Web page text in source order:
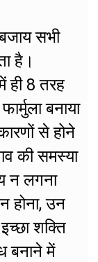
सभी
है।
ही 8 तरह
बनाया
से होने
की समस्या
न लगना
होना, उन
शक्ति
बनाने में